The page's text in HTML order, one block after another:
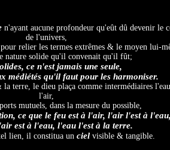
n'ayant aucune profondeur qu'eût dû devenir le
de l'univers,
relier les termes extrêmes & le moyen lui-
nature solide qu'il convenait qu'il fût;
ce n'est jamais une seule,
médiétés qu'il faut pour les harmoniser.
terre, le dieu plaça comme intermédiaires
l'air,
mutuels, dans la mesure du possible,
ce que le feu est à l'air, l'air l'est à
est à l'eau, l'eau l'est à la terre.
lien, il constitua un cielvisible & tangible.